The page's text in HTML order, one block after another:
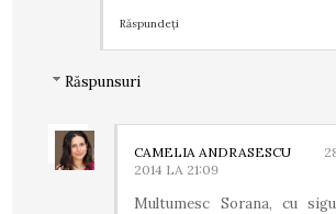
Răspundeți
Răspunsuri
CAMELIA ANDRASESCU
2014 LA 21:09
Multumesc Sorana, cu